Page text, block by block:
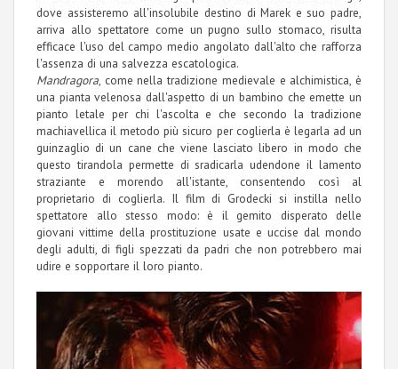
dove assisteremo all'insolubile destino di Marek e suo padre,
arriva allo spettatore come un pugno sullo stomaco, risulta
efficace l'uso del campo medio angolato dall'alto che rafforza
l'assenza di una salvezza escatologica.
Mandragora, come nella tradizione medievale e alchimistica, è
una pianta velenosa dall'aspetto di un bambino che emette un
pianto letale per chi l'ascolta e che secondo la tradizione
machiavellica il metodo più sicuro per coglierla è legarla ad un
guinzaglio di un cane che viene lasciato libero in modo che
questo tirandola permette di sradicarla udendone il lamento
straziante e morendo all'istante, consentendo così al
proprietario di coglierla. Il film di Grodecki si instilla nello
spettatore allo stesso modo: è il gemito disperato delle
giovani vittime della prostituzione usate e uccise dal mondo
degli adulti, di figli spezzati da padri che non potrebbero mai
udire e sopportare il loro pianto.